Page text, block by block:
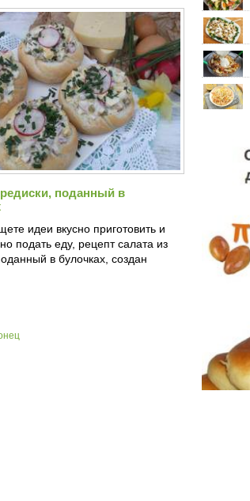
поданный в
идеи вкусно приготовить и
подать еду, рецепт салата из
в булочках, создан